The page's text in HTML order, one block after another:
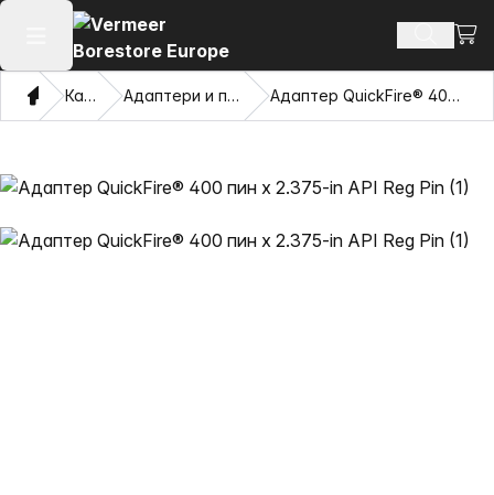
Отвори го главното мени
ДомаКаталог Адаптери и повлекувачки очи Адаптер QuickFire® 400 пин x 2.375-in API Reg Pin